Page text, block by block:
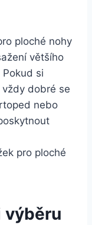
ploché nohy
většího
si
dobré se
nebo
výběru